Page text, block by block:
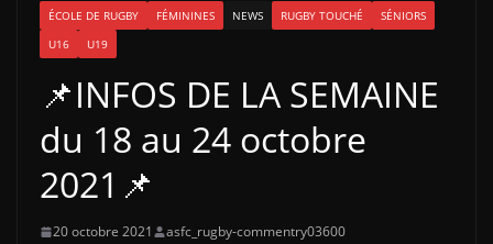
ÉCOLE DE RUGBY FÉMININES NEWS RUGBY TOUCHÉ
SÉNIORS
U16
U19
📌INFOS DE LA SEMAINE
du 18 au 24 octobre
2021📌
20 octobre 2021 asfc_rugby-commentry03600